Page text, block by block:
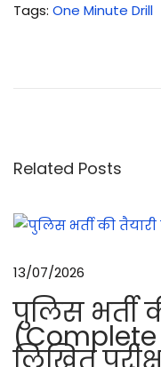
Tags: One Minute Drill
ल्लू
म
औ
र
बे
Related Posts
13/07/2026
पुलिस भर्ती